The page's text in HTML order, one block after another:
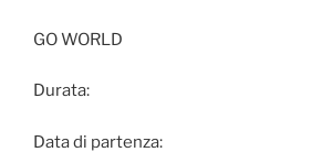
GO WORLD
Durata:
Data di partenza: